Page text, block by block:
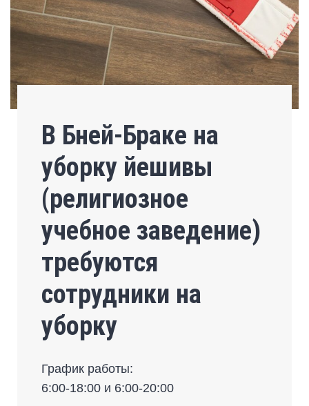
В Бней-Браке на
уборку йешивы
(религиозное
учебное заведение)
требуются
сотрудники на
уборку
График работы:
6:00-18:00 и 6:00-20:00